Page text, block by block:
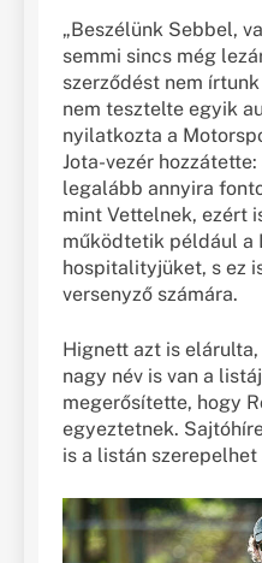
„Beszélünk Sebbel,
semmi sincs még
szerződést nem
nem tesztelte egyik
nyilatkozta a
Jota-vezér
legalább annyira
mint Vettelnek, ezért
működtetik például a
hospitalityjüket, s ez
versenyző számára.
Hignett azt is
nagy név is van a
megerősítette, hogy
egyeztetnek.
is a listán szerepelhet